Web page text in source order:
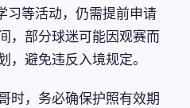
习等活动，仍需提前申请
，部分球迷可能因观赛而
，避免违反入境规定。
时，务必确保护照有效期